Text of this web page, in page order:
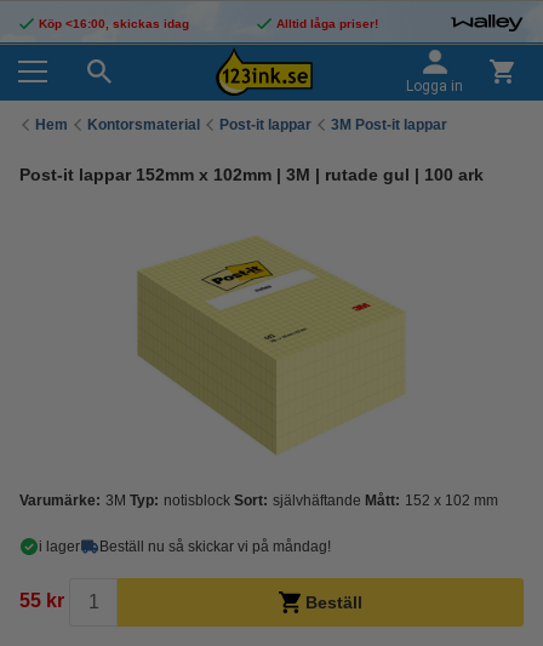
Köp <16:00, skickas idag Alltid låga priser!
Logga in
Hem Kontorsmaterial Post-it lappar 3M Post-it lappar
Post-it lappar 152mm x 102mm | 3M | rutade gul | 100 ark
Varumärke: 3M Typ: notisblock Sort: självhäftande Mått: 152 x 102 mm
i lager Beställ nu så skickar vi på måndag!
55 kr Beställ